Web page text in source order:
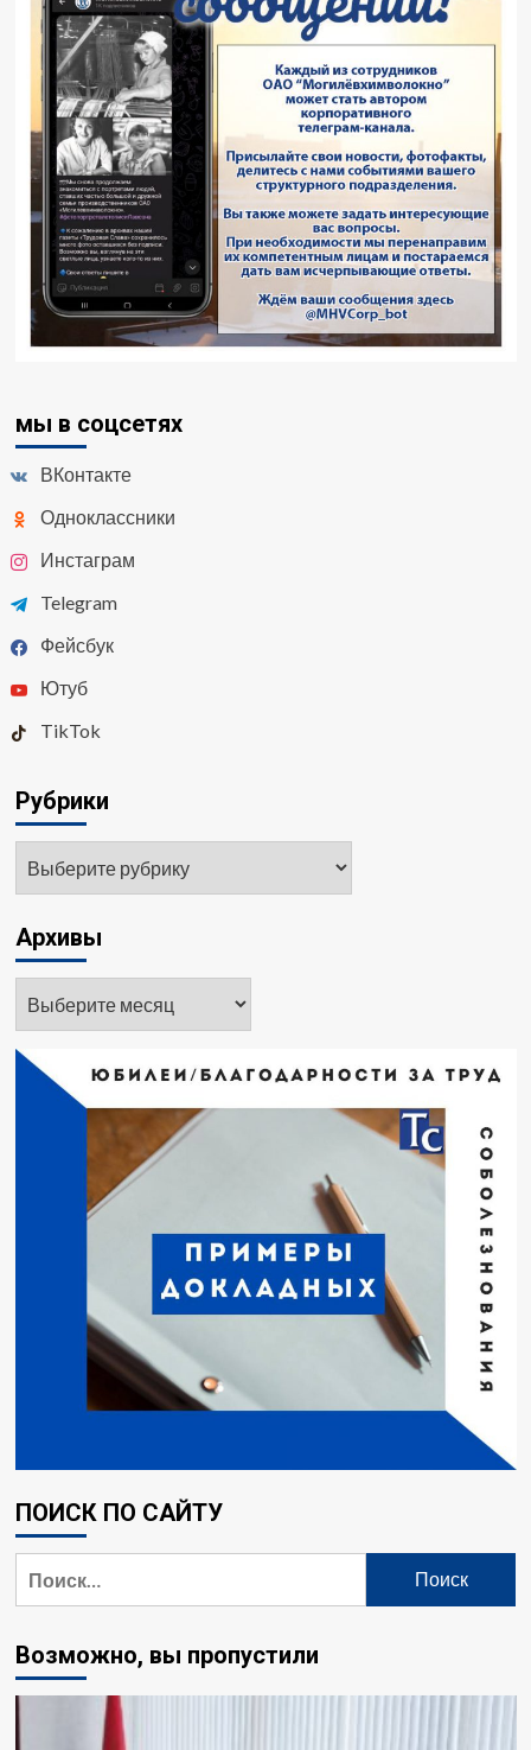
мы в соцсетях
ВКонтакте
Одноклассники
Инстаграм
Telegram
Фейсбук
Ютуб
TikTok
Рубрики
Архивы
ПОИСК ПО САЙТУ
Возможно, вы пропустили